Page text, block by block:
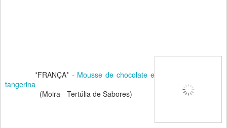
*FRANÇA* - Mousse de chocolate e
tangerina
(Moira - Tertúlia de Sabores)